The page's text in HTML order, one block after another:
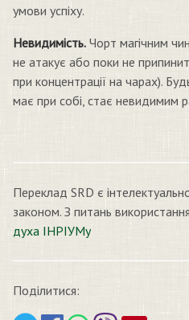
умови успіху.
Невидимість. Чорт магічним
не атакує або поки не
при концентрації на чарах).
має при собі, стає невидимим
Переклад SRD є
законом. З питань
духа ІНРІУМу
Поділитися: